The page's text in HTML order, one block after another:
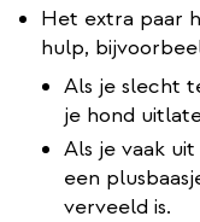
Het extra paar
hulp,
Als je slecht
je hond
Als je vaak
een
verveeld is.